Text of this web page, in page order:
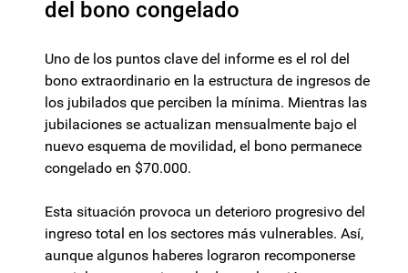
del bono congelado
Uno de los puntos clave del informe es el rol del
bono extraordinario en la estructura de ingresos de
los jubilados que perciben la mínima. Mientras las
jubilaciones se actualizan mensualmente bajo el
nuevo esquema de movilidad, el bono permanece
congelado en $70.000.
Esta situación provoca un deterioro progresivo del
ingreso total en los sectores más vulnerables. Así,
aunque algunos haberes lograron recomponerse